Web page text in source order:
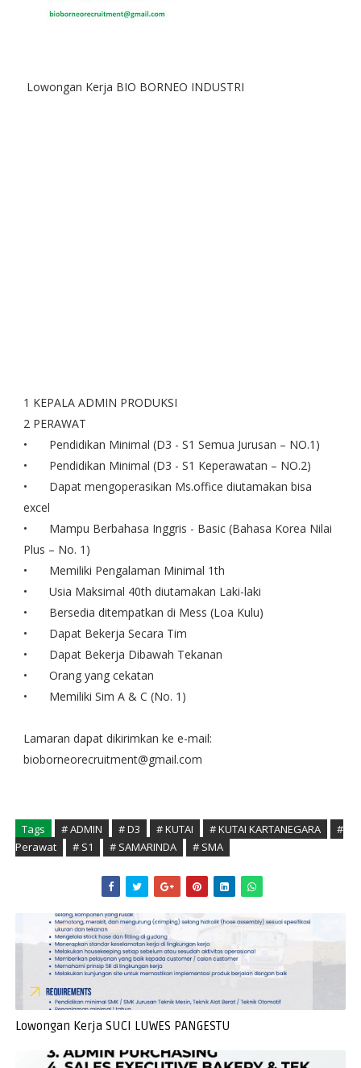
Lowongan Kerja BIO BORNEO INDUSTRI
1 KEPALA ADMIN PRODUKSI
2 PERAWAT
•
Pendidikan Minimal (D3 - S1 Semua Jurusan – NO.1)
•
Pendidikan Minimal (D3 - S1 Keperawatan – NO.2)
•
Dapat mengoperasikan Ms.office diutamakan bisa
excel
•
Mampu Berbahasa Inggris - Basic (Bahasa Korea Nilai
Plus – No. 1)
•
Memiliki Pengalaman Minimal 1th
•
Usia Maksimal 40th diutamakan Laki-laki
•
Bersedia ditempatkan di Mess (Loa Kulu)
•
Dapat Bekerja Secara Tim
•
Dapat Bekerja Dibawah Tekanan
•
Orang yang cekatan
•
Memiliki Sim A & C (No. 1)
Lamaran dapat dikirimkan ke e-mail:
bioborneorecruitment@gmail.com
Tags # ADMIN # D3 # KUTAI # KUTAI KARTANEGARA
#
Perawat
# S1 # SAMARINDA # SMA
Lowongan Kerja SUCI LUWES PANGESTU